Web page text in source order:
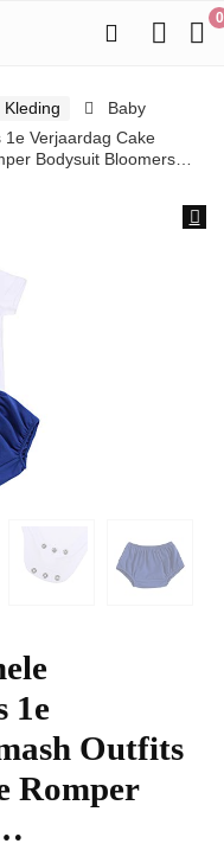
0
Kleding
Baby
Verjaardag Cake
Bodysuit Bloomers…
1e
Outfits
Romper